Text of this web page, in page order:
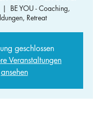
|
BE YOU - Coaching,
Retreat
geschlossen
Veranstaltungen
ansehen